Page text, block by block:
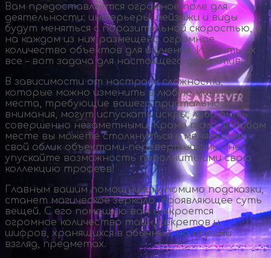
Вам предоставляется огромное поле для
деятельности: интерьеры, пейзажи и виды
будут меняться с поразительной скоростью, и
на каждом из них размещено огромное
количество объектов для изучения. Изучить их
все – вот задача для настоящего детектива!
В зависимости от настроек сложности,
которые можно изменить в любую минуту,
места, требующие вашего пристального
внимания, могут испускать искры, либо быть
совершенно незаметными. Кроме того, в любом
месте вы можете столкнуться с меняющими
свой облик объектами-перевертышами– не
упускайте возможность пополнить ими свою
коллекцию трофеев!
Главным вашим помощником, помимо подсказки,
станет магическое зеркало, проявляющее суть
вещей. С его помощью вам откроется
огромное количество тайн, секретов и
шифров, хранящихся в обычных, на первый
взгляд, предметах.